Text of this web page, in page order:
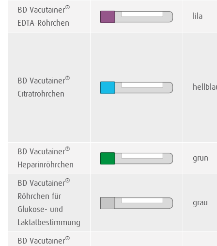
BD Vacutainer®
EDTA-Röhrchen
lila
BD Vacutainer®
Citratröhrchen
BD Vacutainer®
Heparinröhrchen
grün
BD Vacutainer®
Röhrchen für
Glukose- und
Laktatbestimmung
grau
BD Vacutainer®